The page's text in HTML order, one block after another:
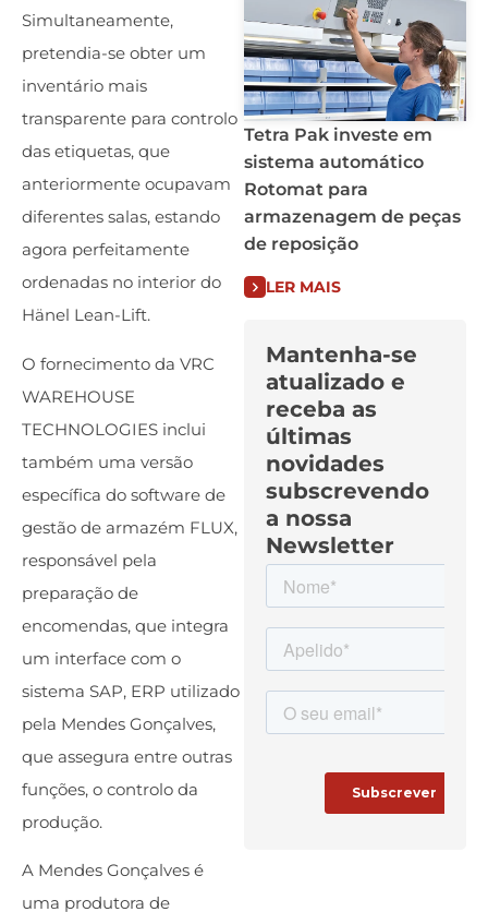
Simultaneamente,
pretendia-se obter um
inventário mais
transparente para controlo
das etiquetas, que
anteriormente ocupavam
diferentes salas, estando
agora perfeitamente
ordenadas no interior do
Hänel Lean-Lift.
O fornecimento da VRC
WAREHOUSE
TECHNOLOGIES inclui
também uma versão
específica do software de
gestão de armazém FLUX,
responsável pela
preparação de
encomendas, que integra
um interface com o
sistema SAP, ERP utilizado
pela Mendes Gonçalves,
que assegura entre outras
funções, o controlo da
produção.
A Mendes Gonçalves é
uma produtora de
Tetra Pak investe em
sistema automático
Rotomat para
armazenagem de peças
de reposição
LER MAIS
Mantenha-se
atualizado e
receba as
últimas
novidades
subscrevendo
a nossa
Newsletter